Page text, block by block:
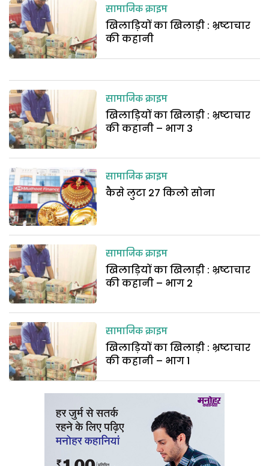
सामाजिक क्राइम
खिलाड़ियों का खिलाड़ी : भ्रष्टाचार
की कहानी
सामाजिक क्राइम
खिलाड़ियों का खिलाड़ी : भ्रष्टाचार
की कहानी – भाग 3
सामाजिक क्राइम
कैसे लुटा 27 किलो सोना
सामाजिक क्राइम
खिलाड़ियों का खिलाड़ी : भ्रष्टाचार
की कहानी – भाग 2
सामाजिक क्राइम
खिलाड़ियों का खिलाड़ी : भ्रष्टाचार
की कहानी – भाग 1